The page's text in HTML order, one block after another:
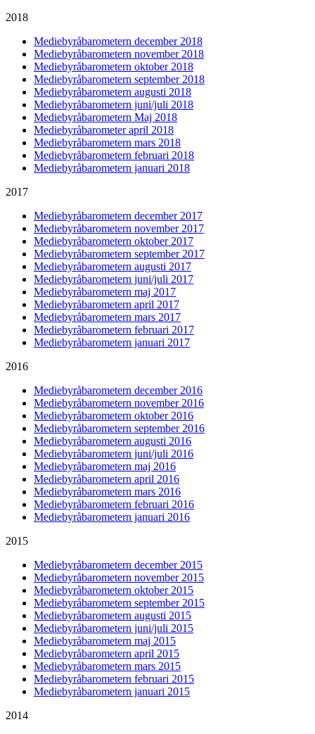
2018
Mediebyråbarometern december 2018
Mediebyråbarometern november 2018
Mediebyråbarometern oktober 2018
Mediebyråbarometern september 2018
Mediebyråbarometern augusti 2018
Mediebyråbarometern juni/juli 2018
Mediebyråbarometern Maj 2018
Mediebyråbarometer april 2018
Mediebyråbarometern mars 2018
Mediebyråbarometern februari 2018
Mediebyråbarometern januari 2018
2017
Mediebyråbarometern december 2017
Mediebyråbarometern november 2017
Mediebyråbarometern oktober 2017
Mediebyråbarometern september 2017
Mediebyråbarometern augusti 2017
Mediebyråbarometern juni/juli 2017
Mediebyråbarometern maj 2017
Mediebyråbarometern april 2017
Mediebyråbarometern mars 2017
Mediebyråbarometern februari 2017
Mediebyråbarometern januari 2017
2016
Mediebyråbarometern december 2016
Mediebyråbarometern november 2016
Mediebyråbarometern oktober 2016
Mediebyråbarometern september 2016
Mediebyråbarometern augusti 2016
Mediebyråbarometern juni/juli 2016
Mediebyråbarometern maj 2016
Mediebyråbarometern april 2016
Mediebyråbarometern mars 2016
Mediebyråbarometern februari 2016
Mediebyråbarometern januari 2016
2015
Mediebyråbarometern december 2015
Mediebyråbarometern november 2015
Mediebyråbarometern oktober 2015
Mediebyråbarometern september 2015
Mediebyråbarometern augusti 2015
Mediebyråbarometern juni/juli 2015
Mediebyråbarometern maj 2015
Mediebyråbarometern april 2015
Mediebyråbarometern mars 2015
Mediebyråbarometern februari 2015
Mediebyråbarometern januari 2015
2014